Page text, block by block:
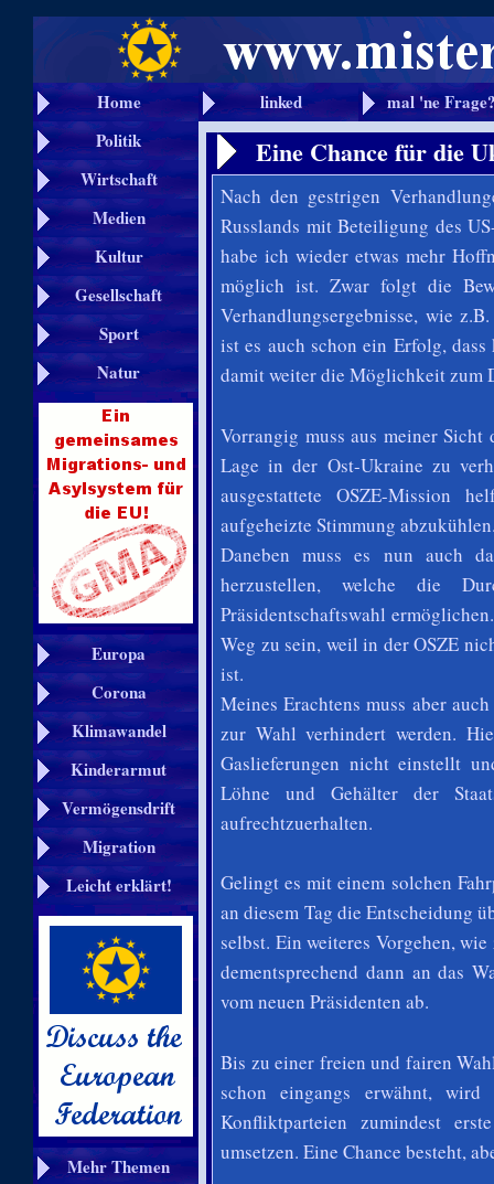
Home linked
mal 'ne
Politik
Wirtschaft
Medien
Kultur
Gesellschaft
Sport
Natur
Europa
Corona
Klimawandel
Kinderarmut
Vermögensdrift
Migration
Leicht erklärt!
Mehr Themen
Eine Chance für die
Nach den gestrigen
Russlands mit Beteiligung des
habe ich wieder etwas mehr
möglich ist. Zwar folgt die
Verhandlungsergebnisse, wie
ist es auch schon ein Erfolg,
damit weiter die Möglichkeit zum
Vorrangig muss aus meiner
Lage in der Ost-Ukraine zu
ausgestattete OSZE-Mission
aufgeheizte Stimmung
Daneben muss es nun auch
herzustellen, welche die
Präsidentschaftswahl
Weg zu sein, weil in der OSZE
ist.
Meines Erachtens muss aber
zur Wahl verhindert werden.
Gaslieferungen nicht einstellt
Löhne und Gehälter der
aufrechtzuerhalten.
Gelingt es mit einem solchen
an diesem Tag die Entscheidung
selbst. Ein weiteres Vorgehen,
dementsprechend dann an das
vom neuen Präsidenten ab.
Bis zu einer freien und fairen
schon eingangs erwähnt,
Konfliktparteien zumindest
umsetzen. Eine Chance besteht,